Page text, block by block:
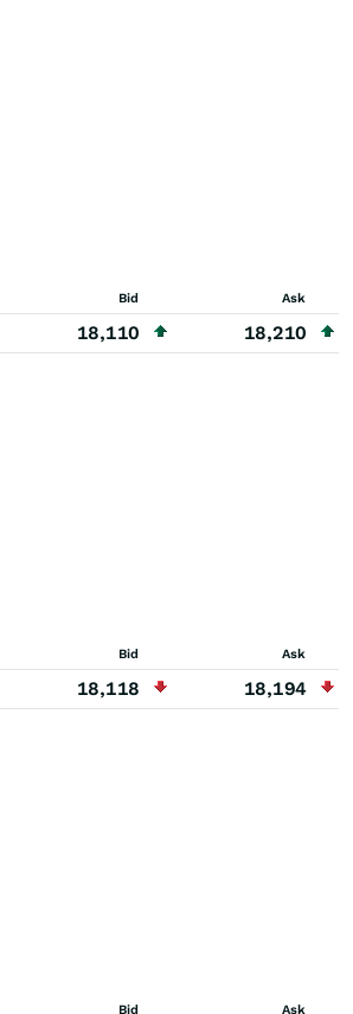
Bid Ask
18,110 18,210
Bid Ask
18,118 18,194
Bid Ask